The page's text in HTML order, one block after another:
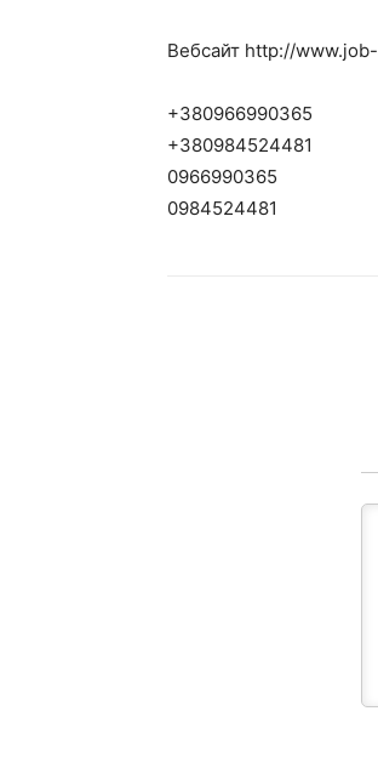
Вебсайт http://
+380966990365
+380984524481
0966990365
0984524481